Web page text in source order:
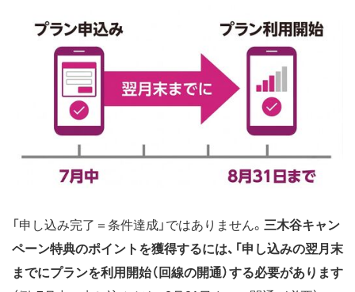
「申し込み完了＝条件達成」ではありません。 三木谷キャン
ペーン特典のポイントを獲得するには、「申し込みの翌月末
までにプランを利用開始（回線の開通）する必要があります